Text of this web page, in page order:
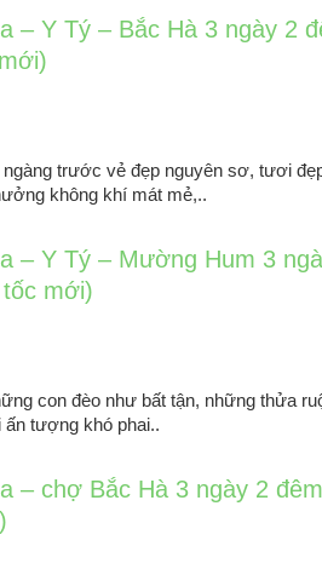
– Y Tý – Bắc Hà 3 ngày 2
trước vẻ đẹp nguyên sơ, tươi
không khí mát mẻ,..
– Y Tý – Mường Hum 3
mới)
con đèo như bất tận, những thửa
ấn tượng khó phai..
– chợ Bắc Hà 3 ngày 2